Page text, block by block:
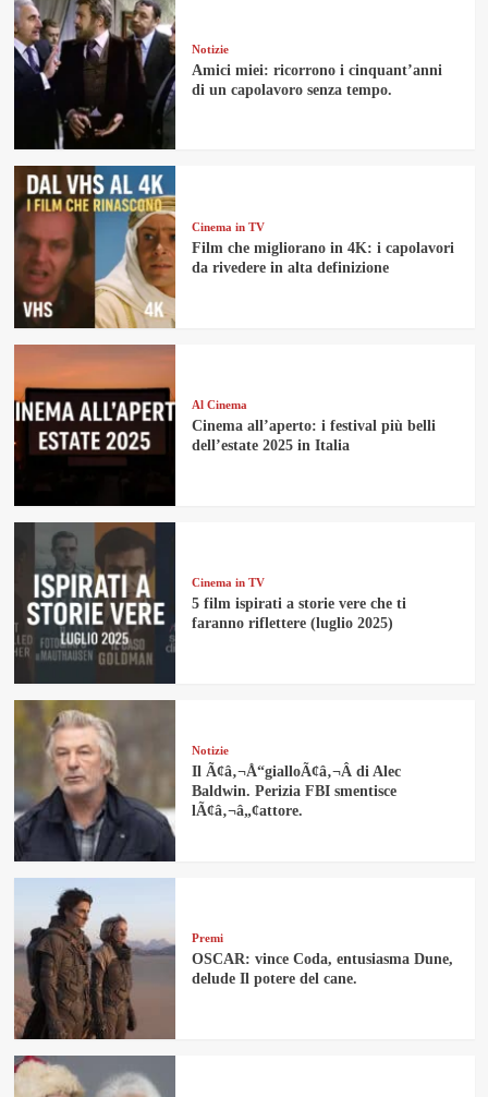
Notizie
Amici miei: ricorrono i cinquant’anni
di un capolavoro senza tempo.
Cinema in TV
Film che migliorano in 4K: i capolavori
da rivedere in alta definizione
Al Cinema
Cinema all’aperto: i festival più belli
dell’estate 2025 in Italia
Cinema in TV
5 film ispirati a storie vere che ti
faranno riflettere (luglio 2025)
Notizie
Il Ã¢â‚¬Å“gialloÃ¢â‚¬Â di Alec
Baldwin. Perizia FBI smentisce
lÃ¢â‚¬â„¢attore.
Premi
OSCAR: vince Coda, entusiasma Dune,
delude Il potere del cane.